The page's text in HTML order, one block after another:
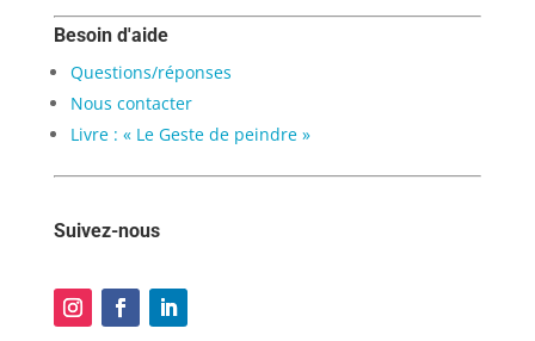
Besoin d'aide
Questions/réponses
Nous contacter
Livre : « Le Geste de peindre »
Suivez-nous